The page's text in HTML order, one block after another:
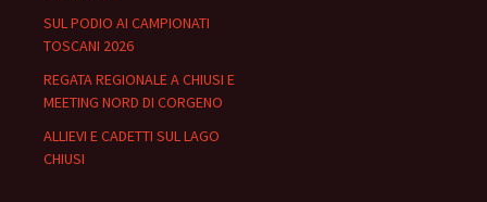
SUL PODIO AI CAMPIONATI
TOSCANI 2026
REGATA REGIONALE A CHIUSI E
MEETING NORD DI CORGENO
ALLIEVI E CADETTI SUL LAGO
CHIUSI